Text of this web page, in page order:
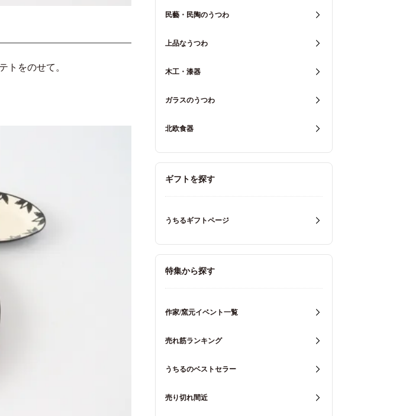
トをのせて。
民藝・民陶のうつわ
上品なうつわ
木工・漆器
ガラスのうつわ
北欧食器
ギフトを探す
うちるギフトページ
特集から探す
作家/窯元イベント一覧
売れ筋ランキング
うちるのベストセラー
売り切れ間近